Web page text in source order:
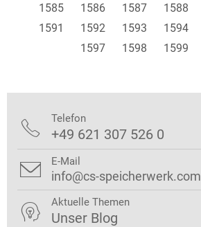
1585
1586 1587 1588
1591
1592 1593 1594
1597
1598 1599
 Telefon
+49 621 307 526 0
 E-Mail
info@cs-speicherwerk.com
 Aktuelle Themen
Unser Blog